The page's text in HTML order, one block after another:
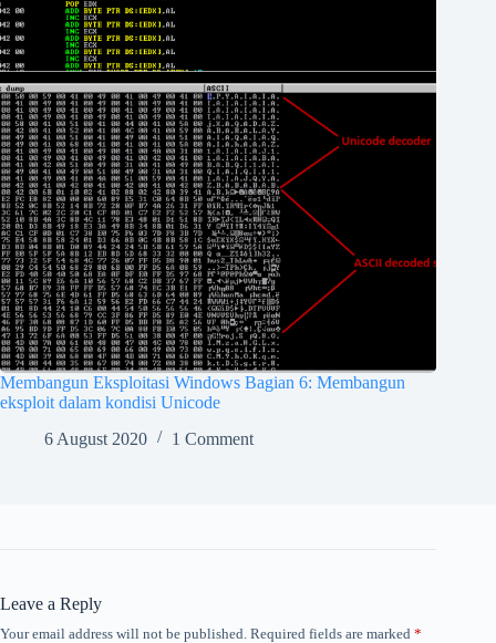
Membangun Eksploitasi Windows Bagian 6: Membangun
eksploit dalam kondisi Unicode
6 August 2020
1 Comment
Leave a Reply
Your email address will not be published. Required fields are marked *